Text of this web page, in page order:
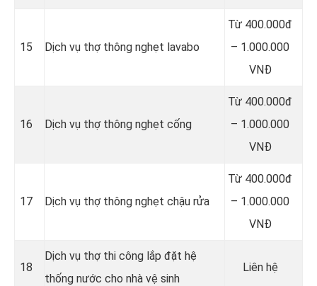
15 Dịch vụ thợ thông nghẹt lavabo
Từ 400.000đ
– 1.000.000
VNĐ
16 Dịch vụ thợ thông nghẹt cống
Từ 400.000đ
– 1.000.000
VNĐ
17 Dịch vụ thợ thông nghẹt chậu rửa
Từ 400.000đ
– 1.000.000
VNĐ
18
Dịch vụ thợ thi công lắp đặt hệ
thống nước cho nhà vệ sinh
Liên hệ